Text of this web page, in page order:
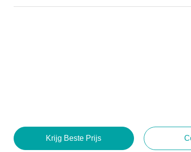
Krijg Beste Prijs